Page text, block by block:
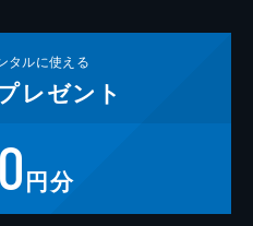
タルに使える
レゼント
円分